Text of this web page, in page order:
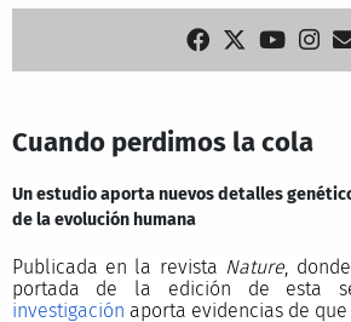
Cuando perdimos la cola
Un estudio aporta nuevos detalles
de la evolución humana
Publicada en la revista Nature ,
portada de la edición de esta
investigación aporta evidencias de